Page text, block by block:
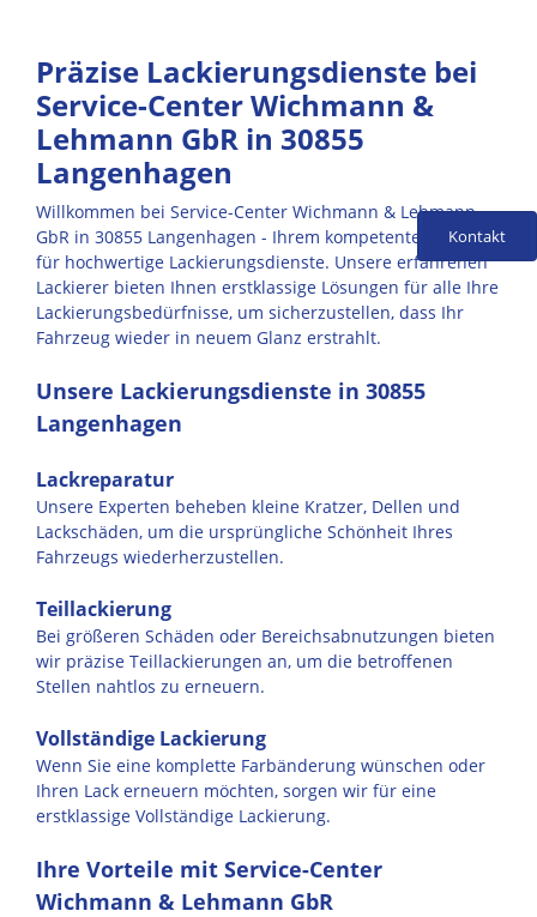
Präzise Lackierungsdienste bei
Service-Center Wichmann &
Lehmann GbR in 30855
Langenhagen
Willkommen bei Service-Center Wichmann & Lehmann
GbR in 30855 Langenhagen - Ihrem kompetenten Partner
für hochwertige Lackierungsdienste. Unsere erfahrenen
Lackierer bieten Ihnen erstklassige Lösungen für alle Ihre
Lackierungsbedürfnisse, um sicherzustellen, dass Ihr
Fahrzeug wieder in neuem Glanz erstrahlt.
Unsere Lackierungsdienste in 30855
Langenhagen
Lackreparatur
Unsere Experten beheben kleine Kratzer, Dellen und
Lackschäden, um die ursprüngliche Schönheit Ihres
Fahrzeugs wiederherzustellen.
Teillackierung
Bei größeren Schäden oder Bereichsabnutzungen bieten
wir präzise Teillackierungen an, um die betroffenen
Stellen nahtlos zu erneuern.
Vollständige Lackierung
Wenn Sie eine komplette Farbänderung wünschen oder
Ihren Lack erneuern möchten, sorgen wir für eine
erstklassige Vollständige Lackierung.
Ihre Vorteile mit Service-Center
Wichmann & Lehmann GbR
Kontakt